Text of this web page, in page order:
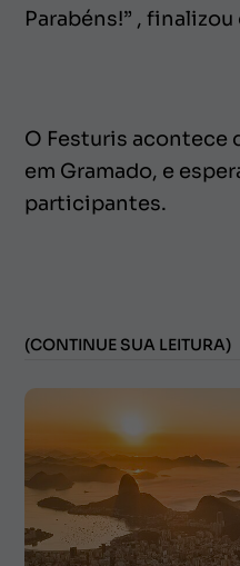
Parabéns!” ,
O Festuris acontece
em Gramado, e
participantes.
(CONTINUE SUA LEITURA)